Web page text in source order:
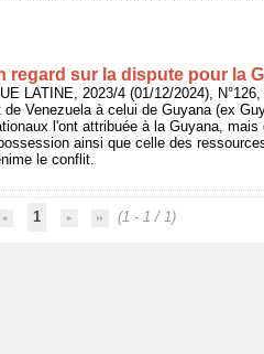
regard sur la dispute pour la
LATINE, 2023/4 (01/12/2024), N°126,
de Venezuela à celui de Guyana (ex
l'ont attribuée à la Guyana,
ainsi que celle des
le conflit.
1 (1 - 1 / 1)